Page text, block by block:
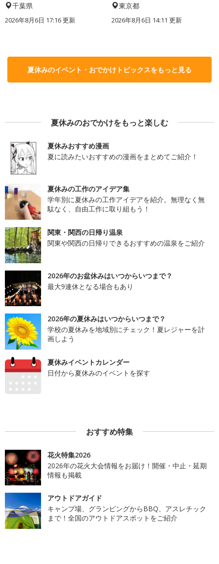
千葉県
2026年8月6日 17:16更新
東京都
2026年8月6日 14:11 更新
夏休みのイベント・おでかけトピックスをもっと見る
夏休みのおでかけをもっと楽しむ
夏休みおすすめ漫画
夏に読みたいおすすめの漫画をまとめてご紹介！
夏休みの工作のアイデア集
学年別に夏休みの工作アイデアを紹介。無理なく無
駄なく、自由工作に取り組もう！
関東・関西の日帰り温泉
関東や関西の日帰りできるおすすめの温泉をご紹介
2026年のお盆休みはいつからいつまで？
最大9連休となる場合もあり
2026年の夏休みはいつからいつまで？
学校の夏休みを地域別にチェック！夏レジャーを計
画しよう
夏休みイベントカレンダー
日付から夏休みのイベントを探す
おすすめ特集
花火特集2026
2026年の花火大会情報をお届け！開催・中止・延期
情報も掲載
アウトドアガイド
キャンプ場、グランピングからBBQ、アスレチック
まで！全国のアウトドアスポットをご紹介